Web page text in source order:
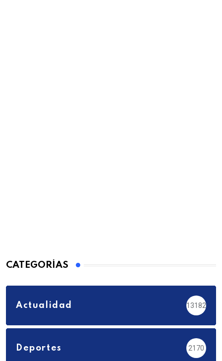
CATEGORÍAS
Actualidad 13182
Deportes 2170